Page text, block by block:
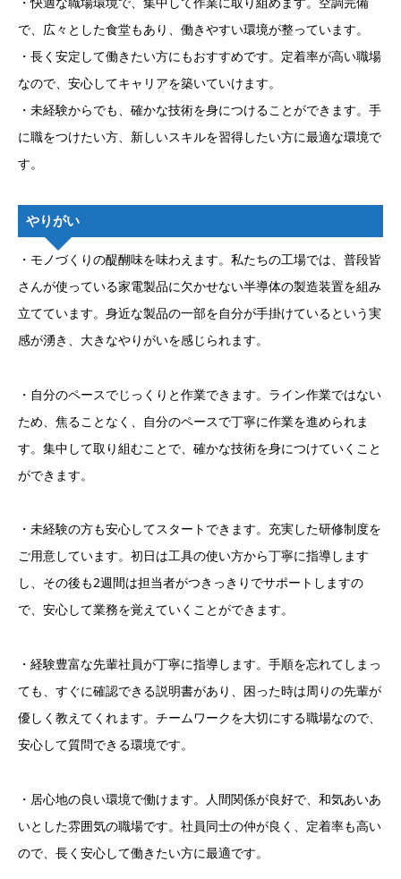
で、広々とした食堂もあり、働きやすい環境が整っています。
・長く安定して働きたい方にもおすすめです。定着率が高い職場
なので、安心してキャリアを築いていけます。
・未経験からでも、確かな技術を身につけることができます。手
に職をつけたい方、新しいスキルを習得したい方に最適な環境で
す。
やりがい
・モノづくりの醍醐味を味わえます。私たちの工場では、普段皆
さんが使っている家電製品に欠かせない半導体の製造装置を組み
立てています。身近な製品の一部を自分が手掛けているという実
感が湧き、大きなやりがいを感じられます。
・自分のペースでじっくりと作業できます。ライン作業ではない
ため、焦ることなく、自分のペースで丁寧に作業を進められま
す。集中して取り組むことで、確かな技術を身につけていくこと
ができます。
・未経験の方も安心してスタートできます。充実した研修制度を
ご用意しています。初日は工具の使い方から丁寧に指導します
し、その後も2週間は担当者がつきっきりでサポートしますの
で、安心して業務を覚えていくことができます。
・経験豊富な先輩社員が丁寧に指導します。手順を忘れてしまっ
ても、すぐに確認できる説明書があり、困った時は周りの先輩が
優しく教えてくれます。チームワークを大切にする職場なので、
安心して質問できる環境です。
・居心地の良い環境で働けます。人間関係が良好で、和気あいあ
いとした雰囲気の職場です。社員同士の仲が良く、定着率も高い
ので、長く安心して働きたい方に最適です。